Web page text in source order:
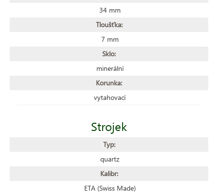
34 mm
Tloušťka:
7 mm
Sklo:
minerální
Korunka:
vytahovací
Strojek
Typ:
quartz
Kalibr:
ETA (Swiss Made)